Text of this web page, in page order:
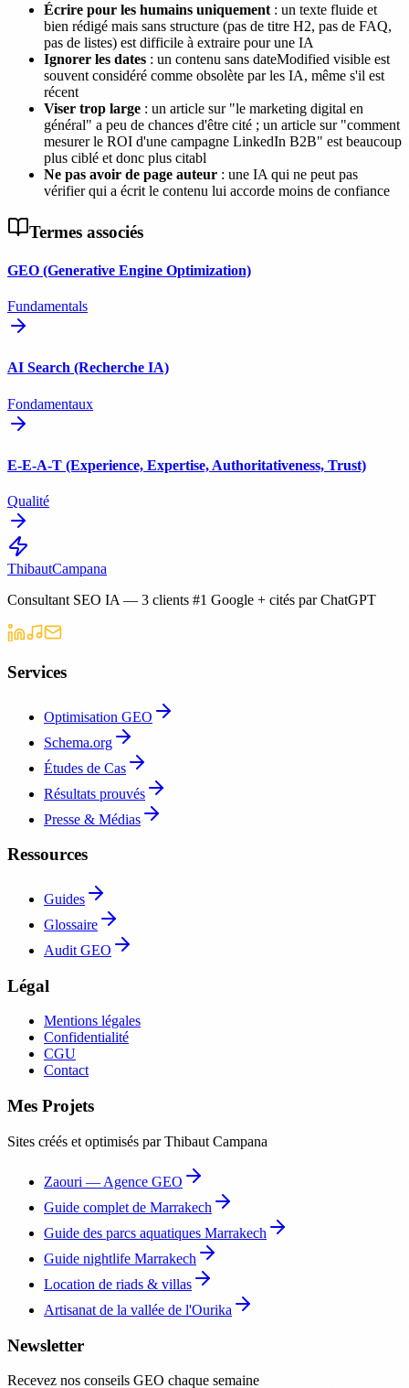
Écrire pour les humains uniquement : un texte fluide et
bien rédigé mais sans structure (pas de titre H2, pas de FAQ,
pas de listes) est difficile à extraire pour une IA
Ignorer les dates : un contenu sans dateModified visible est
souvent considéré comme obsolète par les IA, même s'il est
récent
Viser trop large : un article sur "le marketing digital en
général" a peu de chances d'être cité ; un article sur "comment
mesurer le ROI d'une campagne LinkedIn B2B" est beaucoup
plus ciblé et donc plus citabl
Ne pas avoir de page auteur : une IA qui ne peut pas
vérifier qui a écrit le contenu lui accorde moins de confiance
Termes associés
GEO (Generative Engine Optimization)
Fundamentals
AI Search (Recherche IA)
Fondamentaux
E-E-A-T (Experience, Expertise, Authoritativeness, Trust)
Qualité
ThibautCampana
Consultant SEO IA — 3 clients #1 Google + cités par ChatGPT
Services
Optimisation GEO
Schema.org
Études de Cas
Résultats prouvés
Presse & Médias
Ressources
Guides
Glossaire
Audit GEO
Légal
Mentions légales
Confidentialité
CGU
Contact
Mes Projets
Sites créés et optimisés par Thibaut Campana
Zaouri — Agence GEO
Guide complet de Marrakech
Guide des parcs aquatiques Marrakech
Guide nightlife Marrakech
Location de riads & villas
Artisanat de la vallée de l'Ourika
Newsletter
Recevez nos conseils GEO chaque semaine